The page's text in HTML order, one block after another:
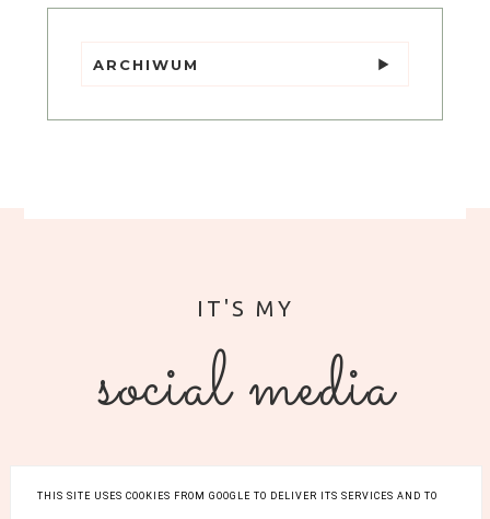
ARCHIWUM
social media
THIS SITE USES COOKIES FROM GOOGLE TO DELIVER ITS SERVICES AND TO